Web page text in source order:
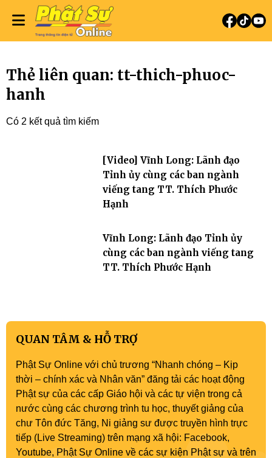
Thẻ liên quan: tt-thich-phuoc-
hanh
Có 2 kết quả tìm kiếm
[Video] Vĩnh Long: Lãnh đạo
Tỉnh ủy cùng các ban ngành
viếng tang TT. Thích Phước
Hạnh
Vĩnh Long: Lãnh đạo Tỉnh ủy
cùng các ban ngành viếng tang
TT. Thích Phước Hạnh
QUAN TÂM & HỖ TRỢ
Phật Sự Online với chủ trương “Nhanh chóng – Kịp
thời – chính xác và Nhân văn” đăng tải các hoạt động
Phật sự của các cấp Giáo hội và các tự viện trong cả
nước cùng các chương trình tu học, thuyết giảng của
chư Tôn đức Tăng, Ni giảng sư được truyền hình trực
tiếp (Live Streaming) trên mạng xã hội: Facebook,
Youtube, Phật Sự Online về các sự kiện Phật sự và trên